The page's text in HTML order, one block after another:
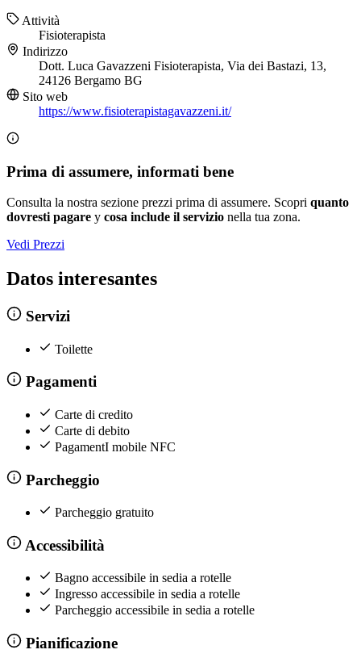
Attività
Fisioterapista
Indirizzo
Dott. Luca Gavazzeni Fisioterapista, Via dei Bastazi, 13,
24126 Bergamo BG
Sito web
https://www.fisioterapistagavazzeni.it/
Prima di assumere, informati bene
Consulta la nostra sezione prezzi prima di assumere. Scopri quanto
dovresti pagare y cosa include il servizio nella tua zona.
Vedi Prezzi
Datos interesantes
Servizi
Toilette
Pagamenti
Carte di credito
Carte di debito
PagamentI mobile NFC
Parcheggio
Parcheggio gratuito
Accessibilità
Bagno accessibile in sedia a rotelle
Ingresso accessibile in sedia a rotelle
Parcheggio accessibile in sedia a rotelle
Pianificazione